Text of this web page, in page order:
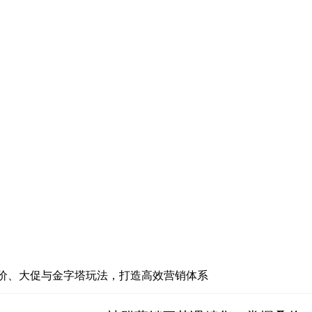
、大促与金字塔玩法，打造高效营销体系